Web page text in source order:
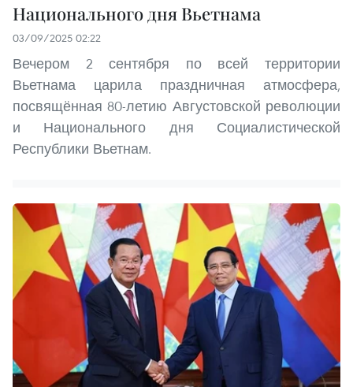
Национального дня Вьетнама
03/09/2025 02:22
Вечером 2 сентября по всей территории
Вьетнама царила праздничная атмосфера,
посвящённая 80-летию Августовской революции
и Национального дня Социалистической
Республики Вьетнам.